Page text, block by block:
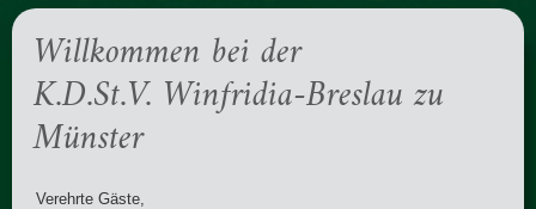
Willkommen bei der
K.D.St.V. Winfridia-Breslau zu
Münster
Verehrte Gäste,